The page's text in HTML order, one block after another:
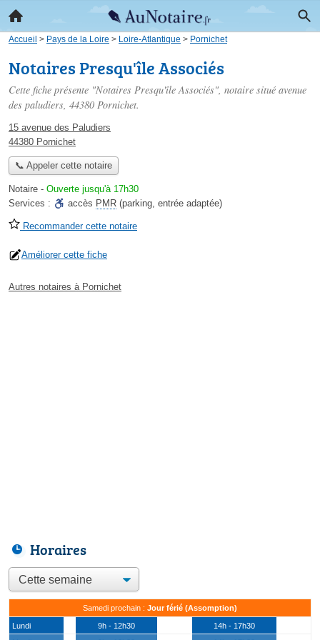
Accueil > Pays de la Loire > Loire-Atlantique > Pornichet
Notaires Presqu'île Associés
Cette fiche présente "Notaires Presqu'île Associés", notaire situé avenue
des paludiers, 44380 Pornichet.
15 avenue des Paludiers
44380 Pornichet
📞 Appeler cette notaire
Notaire - Ouverte jusqu'à 17h30
Services :
accès PMR (parking, entrée adaptée)
Recommander cette notaire
Améliorer cette fiche
Autres notaires à Pornichet
Horaires
Samedi prochain : Jour férié (Assomption)
Lundi 9h - 12h30
14h - 17h30